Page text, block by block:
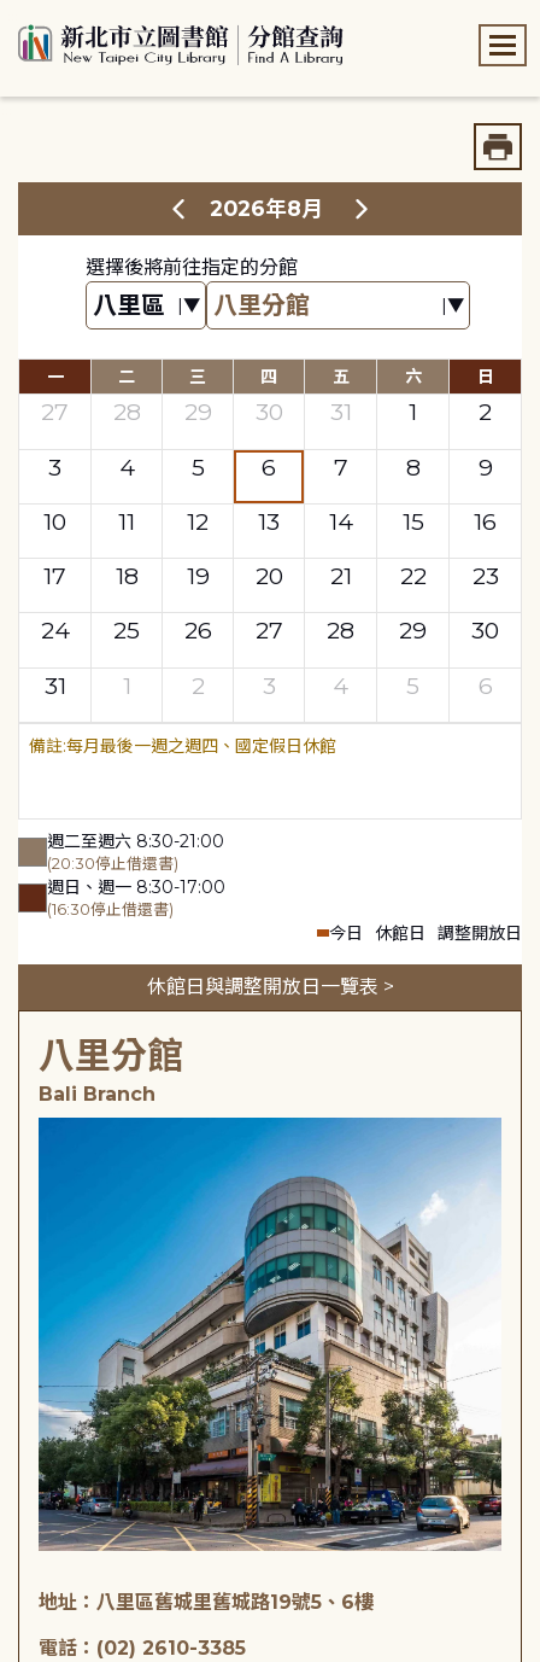
2026年8月
選擇後將前往指定的分館
一 二 三 四 五 六 日
27 28 29 30 31 1
2
3
4 5 6 7 8
9
10
11 12 13 14 15
16
17
18 19 20 21 22
23
24
25 26 27 28 29
30
31
1 2 3 4 5 6
每月最後一週之週四、國定假日休館
週二至週六 8:30-21:00
(20:30停止借還書)
週日、週一 8:30-17:00
(16:30停止借還書)
今日 休館日 調整開放日
休館日與調整開放日一覽表 >
八里分館
Bali Branch
地址：八里區舊城里舊城路19號5、6樓
電話：(02) 2610-3385